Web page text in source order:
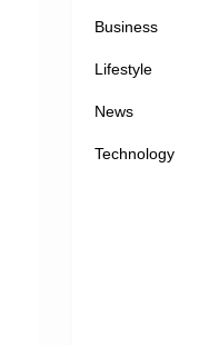
Business
Lifestyle
News
Technology